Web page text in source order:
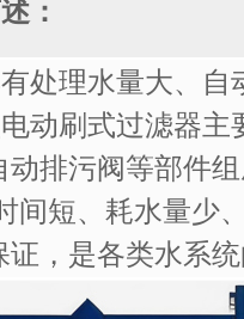
：
处理水量大、
动刷式过滤器
排污阀等部件
间短、耗水量少
，是各类水系